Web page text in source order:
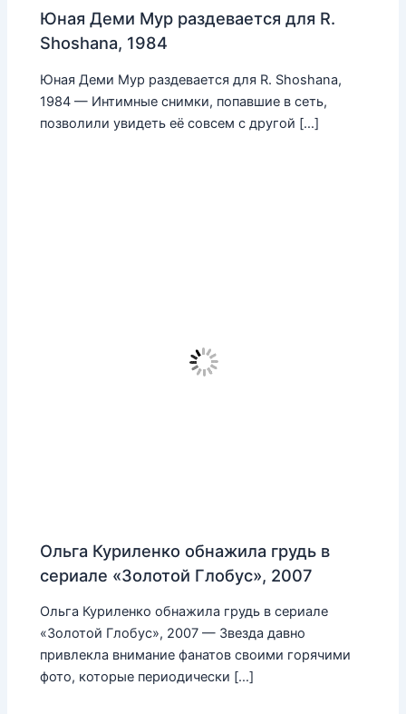
Юная Деми Мур раздевается для R.
Shoshana, 1984
Юная Деми Мур раздевается для R. Shoshana,
1984 — Интимные снимки, попавшие в сеть,
позволили увидеть её совсем с другой […]
Ольга Куриленко обнажила грудь в
сериале «Золотой Глобус», 2007
Ольга Куриленко обнажила грудь в сериале
«Золотой Глобус», 2007 — Звезда давно
привлекла внимание фанатов своими горячими
фото, которые периодически […]